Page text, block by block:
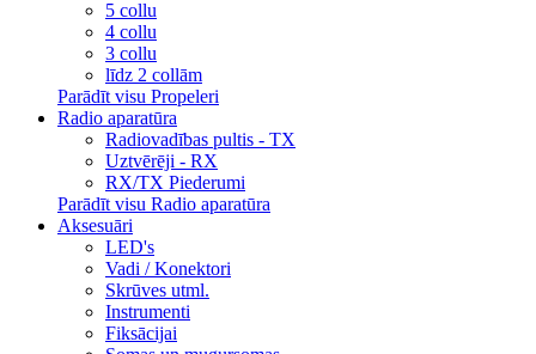
5 collu
4 collu
3 collu
līdz 2 collām
Parādīt visu Propeleri
Radio aparatūra
Radiovadības pultis - TX
Uztvērēji - RX
RX/TX Piederumi
Parādīt visu Radio aparatūra
Aksesuāri
LED's
Vadi / Konektori
Skrūves utml.
Instrumenti
Fiksācijai